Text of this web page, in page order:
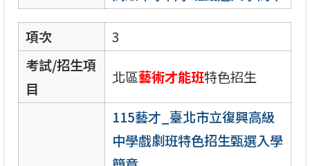
項次
3
考試/招生項
目
北區藝術才能班特色招生
115藝才_臺北市立復興高級
中學戲劇班特色招生甄選入學